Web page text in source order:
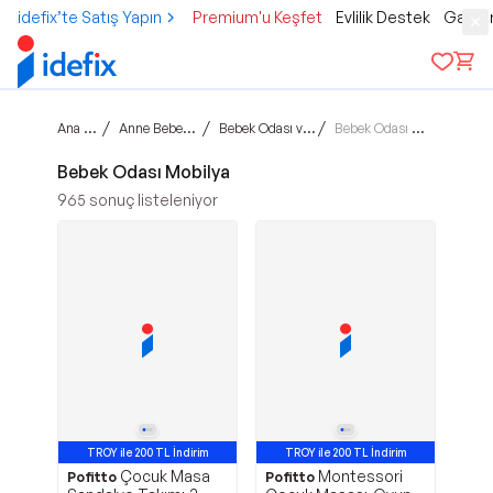
idefix’te Satış Yapın Premium'u Keşfet Evlilik Destek
Ana sayfa / Anne Bebek Çocuk / Bebek Odası ve Tekstil / Bebek Odası Mobilya
Bebek Odası Mobilya
965 sonuç listeleniyor
TROY ile 200 TL İndirim
Pofitto Çocuk Masa
TROY ile 200 TL İndirim
Pofitto Montessori